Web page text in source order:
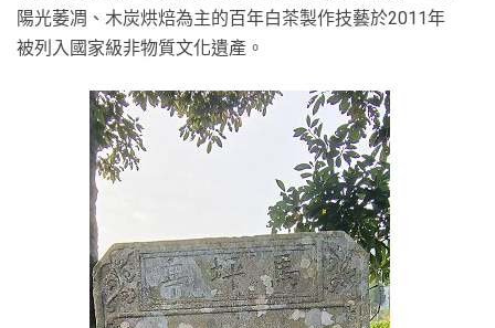
陽光萎凋、木炭烘焙為主的百年白茶製作技藝於2011年
被列入國家級非物質文化遺產。